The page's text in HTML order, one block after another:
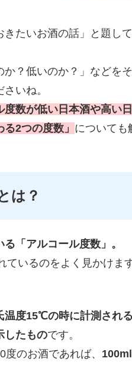
たいお酒の話」と題して
？低いのか？」などを
いね。
度数が低い日本酒や高い
2つの度数」 についても
は？
「アルコール度数」。
ているのをよく見かけ
温度15℃の時に計測され
したものです。
のお酒であれば、